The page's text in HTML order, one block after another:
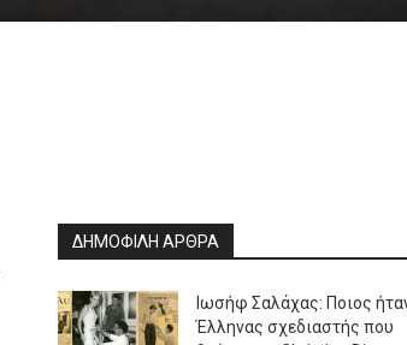
ΔΗΜΟΦΙΛΗ ΑΡΘΡΑ
Ιωσήφ Σαλάχας: Ποιος
Έλληνας σχεδιαστής που